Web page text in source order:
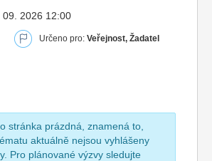
09. 2026 12:00
Určeno pro: Veřejnost, Žadatel
stránka prázdná, znamená to,
aktuálně nejsou vyhlášeny
Pro plánované výzvy sledujte